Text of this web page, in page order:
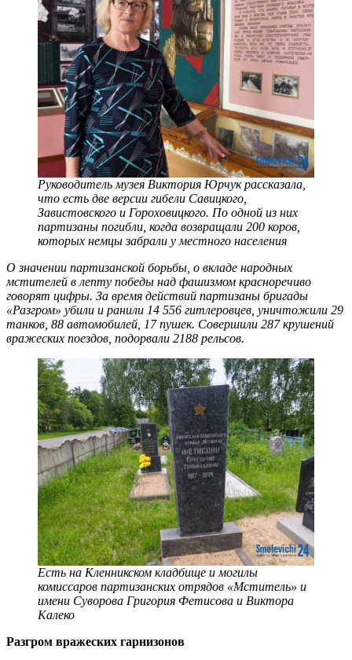
Руководитель музея Виктория Юрчук рассказала,
что есть две версии гибели Савицкого,
Завистовского и Гороховицкого. По одной из них
партизаны погибли, когда возвращали 200 коров,
которых немцы забрали у местного населения
О значении партизанской борьбы, о вкладе народных
мстителей в лепту победы над фашизмом красноречиво
говорят цифры. За время действий партизаны бригады
«Разгром» убили и ранили 14 556 гитлеровцев, уничтожили 29
танков, 88 автомобилей, 17 пушек. Совершили 287 крушений
вражеских поездов, подорвали 2188 рельсов.
Есть на Кленникском кладбище и могилы
комиссаров партизанских отрядов «Мститель» и
имени Суворова Григория Фетисова и Виктора
Калеко
Разгром вражеских гарнизонов